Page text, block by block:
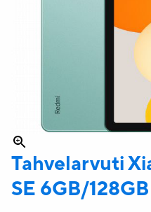
Tahvelarvuti
SE 6GB/